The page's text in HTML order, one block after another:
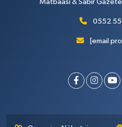
Matbaası & Sabır
0552
[email